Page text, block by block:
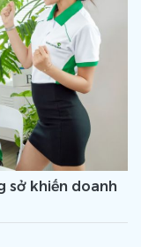
sở khiến doanh